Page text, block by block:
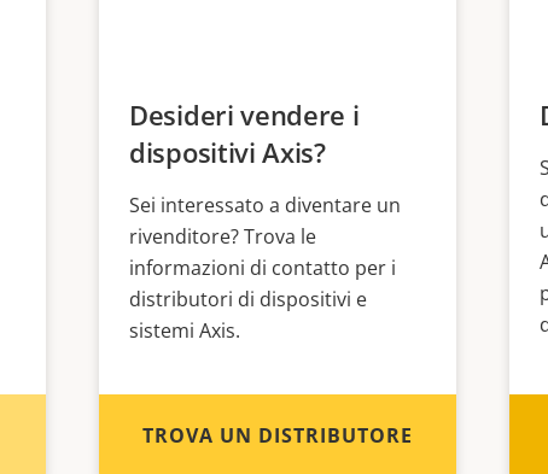
Desideri vendere i
dispositivi Axis?
Sei interessato a diventare un
rivenditore? Trova le
informazioni di contatto per i
distributori di dispositivi e
sistemi Axis.
TROVA UN DISTRIBUTORE